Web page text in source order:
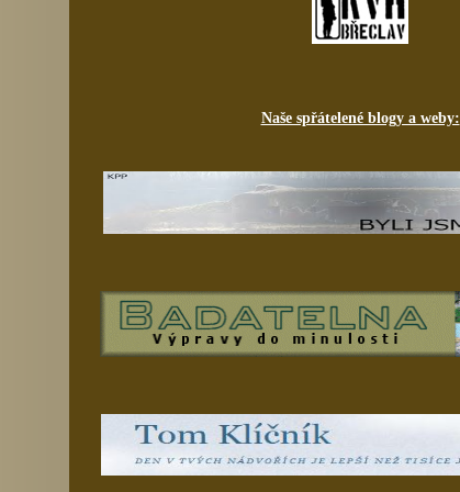
Naše spřátelené blogy a weby: